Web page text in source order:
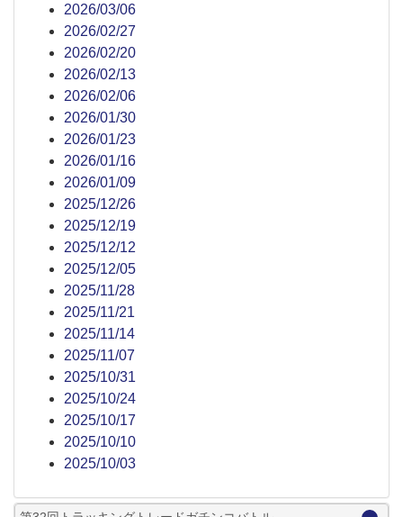
2026/03/06
2026/02/27
2026/02/20
2026/02/13
2026/02/06
2026/01/30
2026/01/23
2026/01/16
2026/01/09
2025/12/26
2025/12/19
2025/12/12
2025/12/05
2025/11/28
2025/11/21
2025/11/14
2025/11/07
2025/10/31
2025/10/24
2025/10/17
2025/10/10
2025/10/03